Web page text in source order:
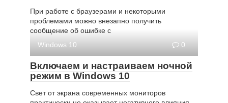
При работе с браузерами и некоторыми
проблемами можно внезапно получить
сообщение об ошибке с
Windows 10
0
Включаем и настраиваем ночной
режим в Windows 10
Свет от экрана современных мониторов